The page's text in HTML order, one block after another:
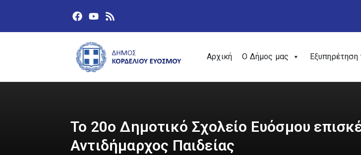
Αρχική Ο Δήμος μας Εξυπηρέτηση
Το 20ο Δημοτικό Σχολείο Ευόσμου
Αντιδήμαρχος Παιδείας